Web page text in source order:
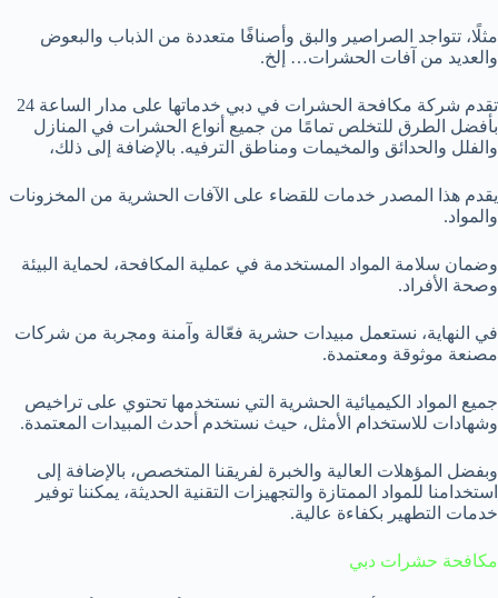
مثلًا، تتواجد الصراصير والبق وأصنافًا متعددة من الذباب والبعوض
والعديد من آفات الحشرات… إلخ.
تقدم شركة مكافحة الحشرات في دبي خدماتها على مدار الساعة 24
بأفضل الطرق للتخلص تمامًا من جميع أنواع الحشرات في المنازل
والفلل والحدائق والمخيمات ومناطق الترفيه. بالإضافة إلى ذلك،
يقدم هذا المصدر خدمات للقضاء على الآفات الحشرية من المخزونات
والمواد.
وضمان سلامة المواد المستخدمة في عملية المكافحة، لحماية البيئة
وصحة الأفراد.
في النهاية، نستعمل مبيدات حشرية فعّالة وآمنة ومجربة من شركات
مصنعة موثوقة ومعتمدة.
جميع المواد الكيميائية الحشرية التي نستخدمها تحتوي على تراخيص
وشهادات للاستخدام الأمثل، حيث نستخدم أحدث المبيدات المعتمدة.
وبفضل المؤهلات العالية والخبرة لفريقنا المتخصص، بالإضافة إلى
استخدامنا للمواد الممتازة والتجهيزات التقنية الحديثة، يمكننا توفير
خدمات التطهير بكفاءة عالية.
مكافحة حشرات دبي